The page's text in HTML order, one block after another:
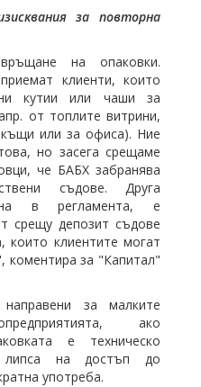
за повторна
на опаковки.
клиенти, които
кутии или чаши за
от топлите витрини,
или за офиса). Ние
но засега срещаме
че БАБХ забранява
съдове. Друга
в регламента, е
срещу депозит съдове
които клиентите могат
коментира за "Капитал"
за малките
ако
е техническо
на достъп до
употреба.